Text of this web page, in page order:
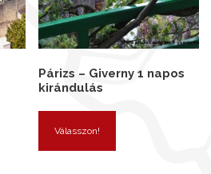
Párizs – Giverny 1 napos
kirándulás
Válasszon!